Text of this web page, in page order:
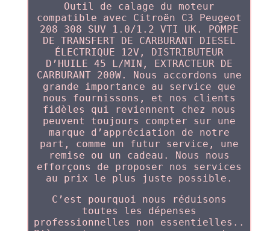
Outil de calage du moteur
compatible avec Citroën C3 Peugeot
208 308 SUV 1.0/1.2 VTI UK. POMPE
DE TRANSFERT DE CARBURANT DIESEL
ÉLECTRIQUE 12V, DISTRIBUTEUR
D’HUILE 45 L/MIN, EXTRACTEUR DE
CARBURANT 200W. Nous accordons une
grande importance au service que
nous fournissons, et nos clients
fidèles qui reviennent chez nous
peuvent toujours compter sur une
marque d’appréciation de notre
part, comme un futur service, une
remise ou un cadeau. Nous nous
efforçons de proposer nos services
au prix le plus juste possible.
C’est pourquoi nous réduisons
toutes les dépenses
professionnelles non essentielles..